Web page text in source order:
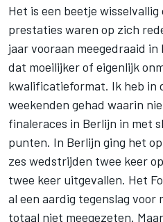
Het is een beetje wisselvallig
prestaties waren op zich
jaar vooraan meegedraaid in
dat moeilijker of eigenlijk
kwalificatieformat. Ik heb in
weekenden gehad waarin
finaleraces in Berlijn in met
punten. In Berlijn ging het
zes wedstrijden twee keer
twee keer uitgevallen. Het
al een aardig tegenslag
totaal niet meegezeten.